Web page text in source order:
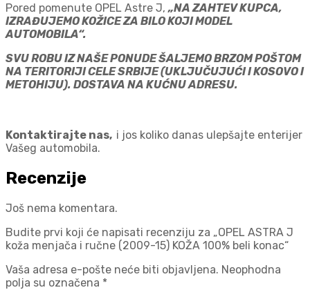
Pored pomenute OPEL Astre J, „NA ZAHTEV KUPCA,
IZRAĐUJEMO KOŽICE ZA BILO KOJI MODEL
AUTOMOBILA“.
SVU ROBU IZ NAŠE PONUDE ŠALJEMO BRZOM POŠTOM
NA TERITORIJI CELE SRBIJE (UKLJUČUJUĆI I KOSOVO I
METOHIJU). DOSTAVA NA KUĆNU ADRESU.
Kontaktirajte nas, i jos koliko danas ulepšajte enterijer
Vašeg automobila.
Recenzije
Još nema komentara.
Budite prvi koji će napisati recenziju za „OPEL ASTRA J
koža menjača i ručne (2009-15) KOŽA 100% beli konac“
Vaša adresa e-pošte neće biti objavljena. Neophodna
polja su označena *